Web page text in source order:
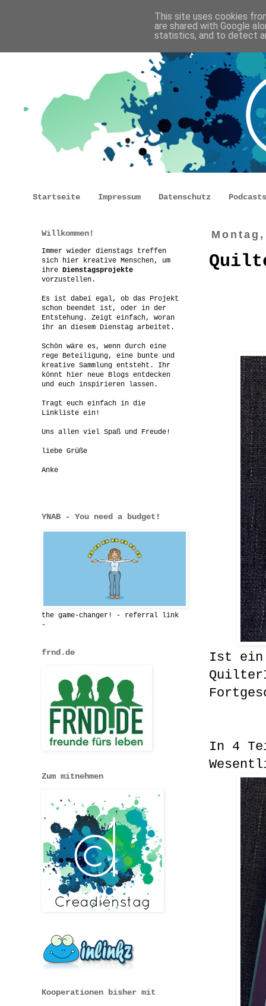
Startseite Impressum Datenschutz Podcasts
Ist ein
In 4
Willkommen!
Immer wieder dienstags treffen
sich hier kreative Menschen, um
ihre Dienstagsprojekte
vorzustellen.
Es ist dabei egal, ob das Projekt
schon beendet ist, oder in der
Entstehung. Zeigt einfach, woran
ihr an diesem Dienstag arbeitet.
Schön wäre es, wenn durch eine
rege Beteiligung, eine bunte und
kreative Sammlung entsteht. Ihr
könnt hier neue Blogs entdecken
und euch inspirieren lassen.
Tragt euch einfach in die
Linkliste ein!
Uns allen viel Spaß und Freude!
liebe Grüße
Anke
YNAB - You need a budget!
the game-changer! - referral link
-
frnd.de
Zum mitnehmen
Kooperationen bisher mit
This site uses cookies
are shared with Google
statistics, and to detect